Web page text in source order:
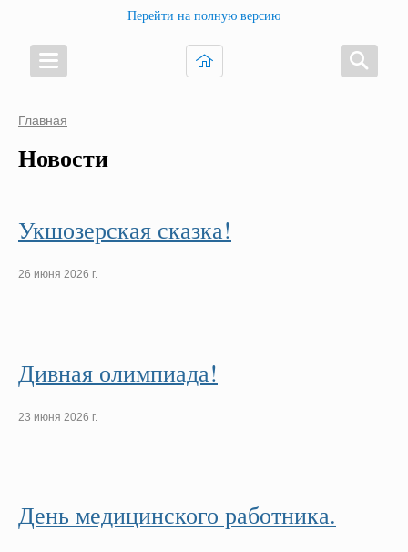
Перейти на полную версию
Главная
Новости
Укшозерская сказка!
26 июня 2026 г.
Дивная олимпиада!
23 июня 2026 г.
День медицинского работника.